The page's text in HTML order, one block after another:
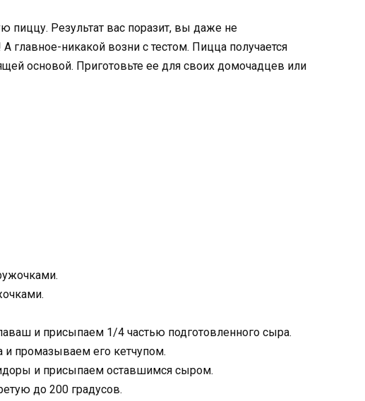
пиццу. Результат вас поразит, вы даже не
главное-никакой возни с тестом. Пицца получается
основой. Приготовьте ее для своих домочадцев или
и присыпаем 1/4 частью подготовленного сыра.
и промазываем его кетчупом.
и присыпаем оставшимся сыром.
до 200 градусов.